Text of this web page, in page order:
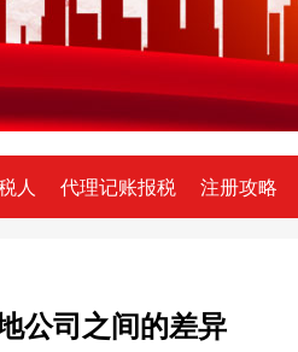
人 代理记账报税 注册攻略
公司之间的差异